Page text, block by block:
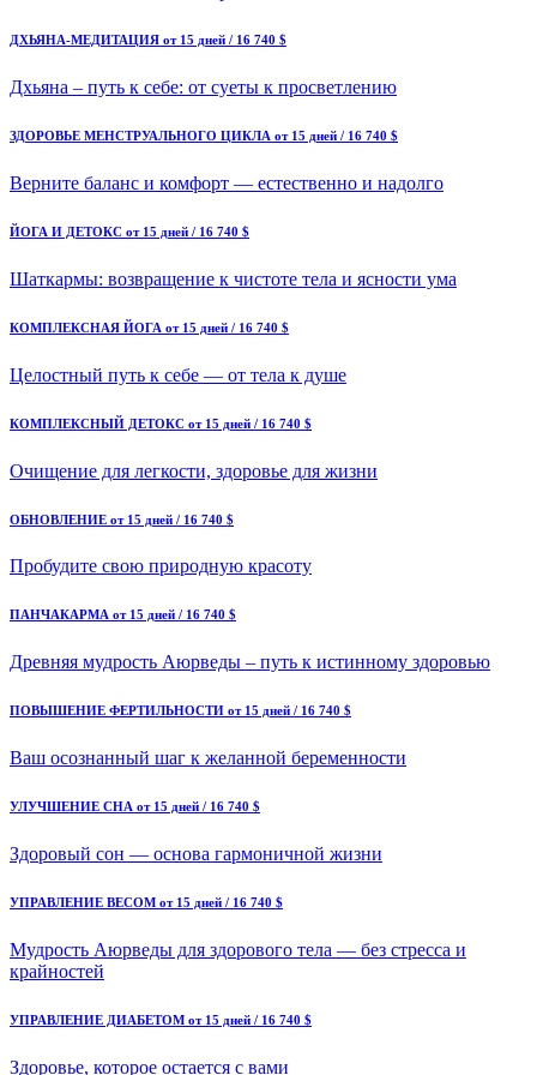
ДХЬЯНА-МЕДИТАЦИЯ от 15 дней / 16 740 $
Дхьяна – путь к себе: от суеты к просветлению
ЗДОРОВЬЕ МЕНСТРУАЛЬНОГО ЦИКЛА от 15 дней / 16 740 $
Верните баланс и комфорт — естественно и надолго
ЙОГА И ДЕТОКС от 15 дней / 16 740 $
Шаткармы: возвращение к чистоте тела и ясности ума
КОМПЛЕКСНАЯ ЙОГА от 15 дней / 16 740 $
Целостный путь к себе — от тела к душе
КОМПЛЕКСНЫЙ ДЕТОКС от 15 дней / 16 740 $
Очищение для легкости, здоровье для жизни
ОБНОВЛЕНИЕ от 15 дней / 16 740 $
Пробудите свою природную красоту
ПАНЧАКАРМА от 15 дней / 16 740 $
Древняя мудрость Аюрведы – путь к истинному здоровью
ПОВЫШЕНИЕ ФЕРТИЛЬНОСТИ от 15 дней / 16 740 $
Ваш осознанный шаг к желанной беременности
УЛУЧШЕНИЕ СНА от 15 дней / 16 740 $
Здоровый сон — основа гармоничной жизни
УПРАВЛЕНИЕ ВЕСОМ от 15 дней / 16 740 $
Мудрость Аюрведы для здорового тела — без стресса и
крайностей
УПРАВЛЕНИЕ ДИАБЕТОМ от 15 дней / 16 740 $
Здоровье, которое остается с вами